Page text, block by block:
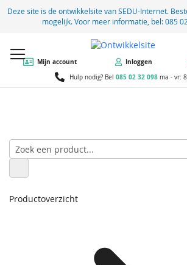
Deze site is de ontwikkelsite van SEDU-Internet.
mogelijk. Voor meer informatie, bel: 085
Mijn account Inloggen
Hulp nodig? Bel 085 02 32 098 ma - vr:
Productoverzicht